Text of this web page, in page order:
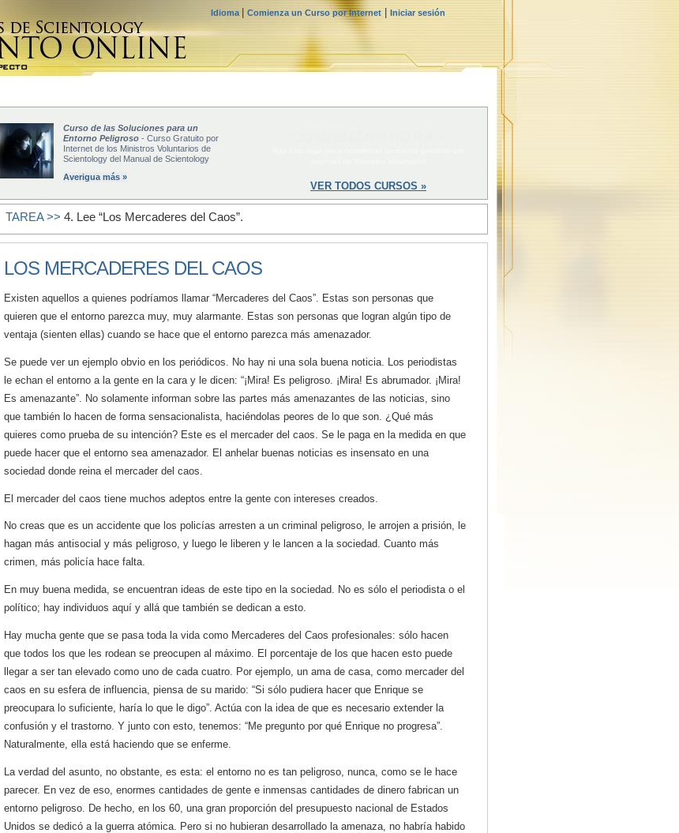
Idioma Comienza un Curso por Internet Iniciar sesión
Curso de las Soluciones para un
Entorno Peligroso - Curso Gratuito por
Internet de los Ministros Voluntarios de
Scientology del Manual de Scientology
Averigua más »
VER TODOS CURSOS »
TAREA >> 4. Lee “Los Mercaderes del Caos”.
LOS MERCADERES DEL CAOS
Existen aquellos a quienes podríamos llamar “Mercaderes del Caos”.
Estas son personas que
quieren que el entorno parezca muy, muy alarmante. Estas son personas que logran algún tipo de
ventaja (sienten ellas) cuando se hace que el entorno parezca más amenazador.
Se puede ver un ejemplo obvio en los periódicos. No hay ni una sola buena noticia. Los periodistas
le echan el entorno a la gente en la cara y le dicen: “¡Mira! Es peligroso. ¡Mira! Es abrumador. ¡Mira!
Es amenazante”. No solamente informan sobre las partes más amenazantes de las noticias, sino
que también lo hacen de forma sensacionalista, haciéndolas peores de lo que son. ¿Qué más
quieres como prueba de su intención? Este es el mercader del caos. Se le paga en la medida en que
puede hacer que el entorno sea amenazador. El anhelar buenas noticias es insensato en una
sociedad donde reina el mercader del caos.
El mercader del caos tiene muchos adeptos entre la gente con intereses creados.
No creas que es un accidente que los policías arresten a un criminal peligroso, le arrojen a prisión, le
hagan más antisocial y más peligroso, y luego le liberen y le lancen a la sociedad. Cuanto más
crimen, más policía hace falta.
En muy buena medida, se encuentran ideas de este tipo en la sociedad. No es sólo el periodista o el
político; hay individuos aquí y allá que también se dedican a esto.
Hay mucha gente que se pasa toda la vida como Mercaderes del Caos profesionales: sólo hacen
que todos los que les rodean se preocupen al máximo. El porcentaje de los que hacen esto puede
llegar a ser tan elevado como uno de cada cuatro. Por ejemplo, un ama de casa, como mercader del
caos en su esfera de influencia, piensa de su marido: “Si sólo pudiera hacer que Enrique se
preocupara lo suficiente, haría lo que le digo”. Actúa con la idea de que es necesario extender la
confusión y el trastorno. Y junto con esto, tenemos: “Me pregunto por qué Enrique no progresa”.
Naturalmente, ella está haciendo que se enferme.
La verdad del asunto, no obstante, es esta: el entorno no es tan peligroso, nunca, como se le hace
parecer. En vez de eso, enormes cantidades de gente e inmensas cantidades de dinero fabrican un
entorno peligroso. De hecho, en los 60, una gran proporción del presupuesto nacional de Estados
Unidos se dedicó a la guerra atómica. Pero si no hubieran desarrollado la amenaza, no habría habido